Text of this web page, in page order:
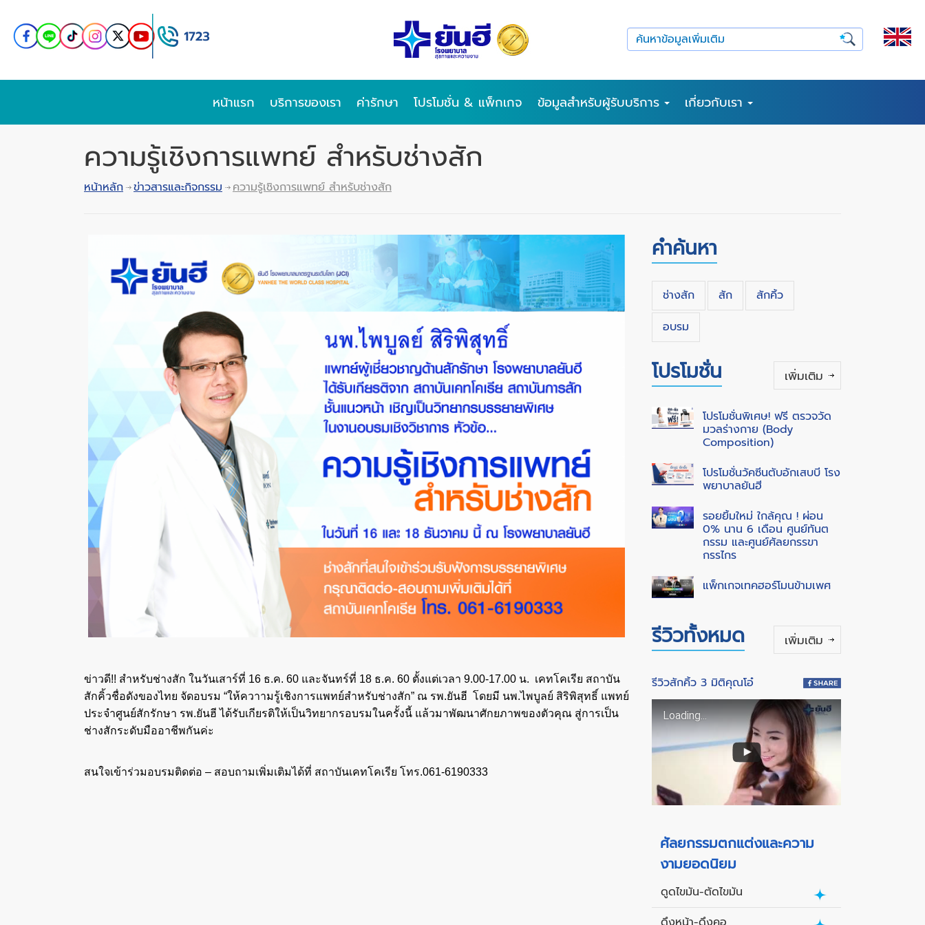
หน้าแรก บริการของเรา ค่ารักษา โปรโมชั่น & แพ็กเกจ ข้อมูลสำหรับผู้รับบริการ เกี่ยวกับเรา
ความรู้เชิงการแพทย์ สำหรับช่างสัก
หน้าหลัก ข่าวสารและกิจกรรม ความรู้เชิงการแพทย์ สำหรับช่างสัก
ข่าวดี!! สำหรับช่างสัก ในวันเสาร์ที่ 16 ธ.ค. 60 และจันทร์ที่ 18 ธ.ค. 60 ตั้งแต่เวลา 9.00-17.00 น. เคทโคเรีย สถาบัน
สักคิ้วชื่อดังของไทย จัดอบรม “ให้ควาามรู้เชิงการแพทย์สำหรับช่างสัก” ณ รพ.ยันฮี โดยมี นพ.ไพบูลย์ สิริพิสุทธิ์ แพทย์
ประจำศูนย์สักรักษา รพ.ยันฮี ได้รับเกียรติให้เป็นวิทยากรอบรมในครั้งนี้ แล้วมาพัฒนาศักยภาพของตัวคุณ สู่การเป็น
ช่างสักระดับมืออาชีพกันค่ะ
สนใจเข้าร่วมอบรมติดต่อ – สอบถามเพิ่มเติมได้ที่ สถาบันเคทโคเรีย โทร.061-6190333
คำค้นหา
ช่างสัก สัก
สักคิ้ว
อบรม
โปรโมชั่น เพิ่มเติม
โปรโมชั่นพิเศษ! ฟรี ตรวจวัด
มวลร่างกาย (Body
Composition)
โปรโมชั่นวัคซีนตับอักเสบบี โรง
พยาบาลยันฮี
รอยยิ้มใหม่ ใกล้คุณ ! ผ่อน
0% นาน 6 เดือน ศูนย์ทันต
กรรม และศูนย์ศัลยกรรขา
กรรไกร
แพ็กเกจเทคฮอร์โมนข้ามเพศ
รีวิวทั้งหมด เพิ่มเติม
รีวิวสักคิ้ว 3 มิติคุณโอ๋
Loading...
ศัลยกรรมตกแต่งและความ
งามยอดนิยม
ดูดไขมัน-ตัดไขมัน